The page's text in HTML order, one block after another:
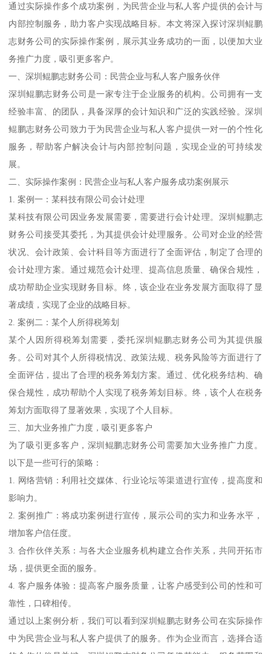
通过实际操作多个成功案例，为民营企业与私人客户提供的会计与
内部控制服务，助力客户实现战略目标。本文将深入探讨深圳鲲鹏
志财务公司的实际操作案例，展示其业务成功的一面，以便加大业
务推广力度，吸引更多客户。
一、深圳鲲鹏志财务公司：民营企业与私人客户服务伙伴
深圳鲲鹏志财务公司是一家专注于企业服务的机构。公司拥有一支
经验丰富、的团队，具备深厚的会计知识和广泛的实践经验。深圳
鲲鹏志财务公司致力于为民营企业与私人客户提供一对一的个性化
服务，帮助客户解决会计与内部控制问题，实现企业的可持续发
展。
二、实际操作案例：民营企业与私人客户服务成功案例展示
1. 案例一：某科技有限公司会计处理
某科技有限公司因业务发展需要，需要进行会计处理。深圳鲲鹏志
财务公司接受其委托，为其提供会计处理服务。公司对企业的经营
状况、会计政策、会计科目等方面进行了全面评估，制定了合理的
会计处理方案。通过规范会计处理、提高信息质量、确保合规性，
成功帮助企业实现财务目标。终，该企业在业务发展方面取得了显
著成绩，实现了企业的战略目标。
2. 案例二：某个人所得税筹划
某个人因所得税筹划需要，委托深圳鲲鹏志财务公司为其提供服
务。公司对其个人所得税情况、政策法规、税务风险等方面进行了
全面评估，提出了合理的税务筹划方案。通过、优化税务结构、确
保合规性，成功帮助个人实现了税务筹划目标。终，该个人在税务
筹划方面取得了显著效果，实现了个人目标。
三、加大业务推广力度，吸引更多客户
为了吸引更多客户，深圳鲲鹏志财务公司需要加大业务推广力度。
以下是一些可行的策略：
1. 网络营销：利用社交媒体、行业论坛等渠道进行宣传，提高度和
影响力。
2. 案例推广：将成功案例进行宣传，展示公司的实力和业务水平，
增加客户信任度。
3. 合作伙伴关系：与各大企业服务机构建立合作关系，共同开拓市
场，提供更全面的服务。
4. 客户服务体验：提高客户服务质量，让客户感受到公司的性和可
靠性，口碑相传。
通过以上案例分析，我们可以看到深圳鲲鹏志财务公司在实际操作
中为民营企业与私人客户提供了的服务。作为企业而言，选择合适